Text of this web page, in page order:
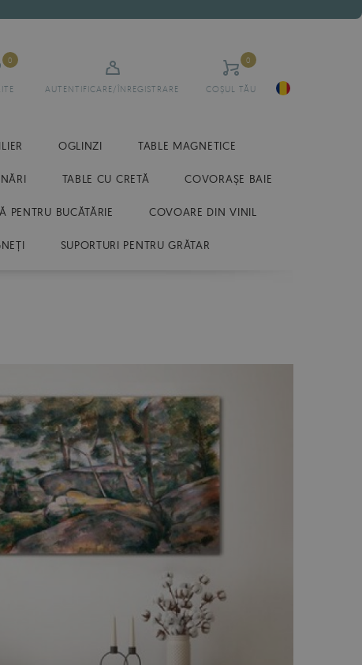
0
AUTENTIFICARE/ÎNREGISTRARE COȘUL TĂU
0
OGLINZI TABLE MAGNETICE
TABLE CU CRETĂ COVORAȘE BAIE
PENTRU BUCĂTĂRIE COVOARE DIN VINIL
SUPORTURI PENTRU GRĂTAR